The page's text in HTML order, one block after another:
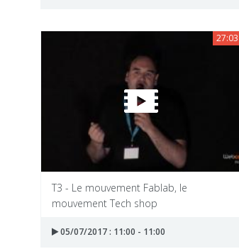
27:03
T3 - Le mouvement Fablab, le
mouvement Tech shop
05/07/2017 : 11:00 - 11:00